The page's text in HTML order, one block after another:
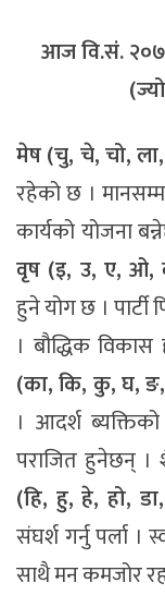
आज वि.सं.
मेष (चु, चे, चो,
रहेको छ ।
कार्यको योजना
वृष (इ, उ, ए, ओ,
हुने योग छ ।
। बौद्धिक विकास
(का, कि, कु, घ,
। आदर्श
पराजित हुनेछन् ।
(हि, हु, हे, हो,
संघर्श गर्नु पर्ला ।
साथै मन कमजोर